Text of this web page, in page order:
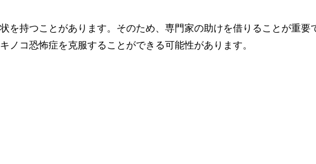
を持つことがあります。そのため、専門家の助けを借りることが重要
ノコ恐怖症を克服することができる可能性があります。